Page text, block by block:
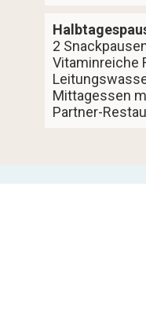
2
Vitaminreiche
Mittagessen
Partner-